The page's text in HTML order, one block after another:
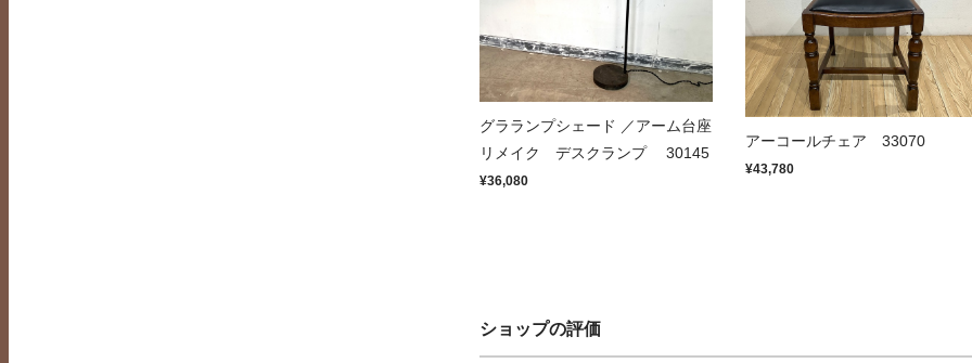
グラランプシェード ／アーム台座
リメイク デスクランプ 30145
¥36,080
アーコールチェア 33070
¥43,780
ショップの評価